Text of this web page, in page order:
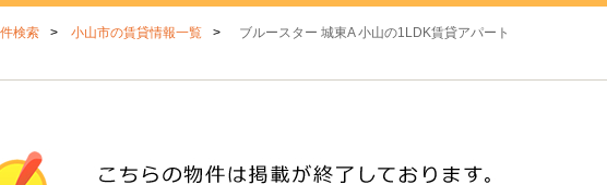
検索 小山市の賃貸情報一覧 ブルースター 城東A 小山の1LDK賃貸アパート